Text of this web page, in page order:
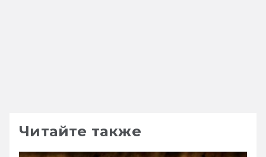
Читайте также